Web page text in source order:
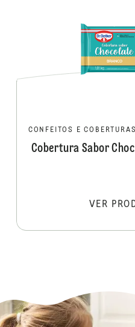
CONFEITOS E COBERTURAS
Cobertura Sabor
VER